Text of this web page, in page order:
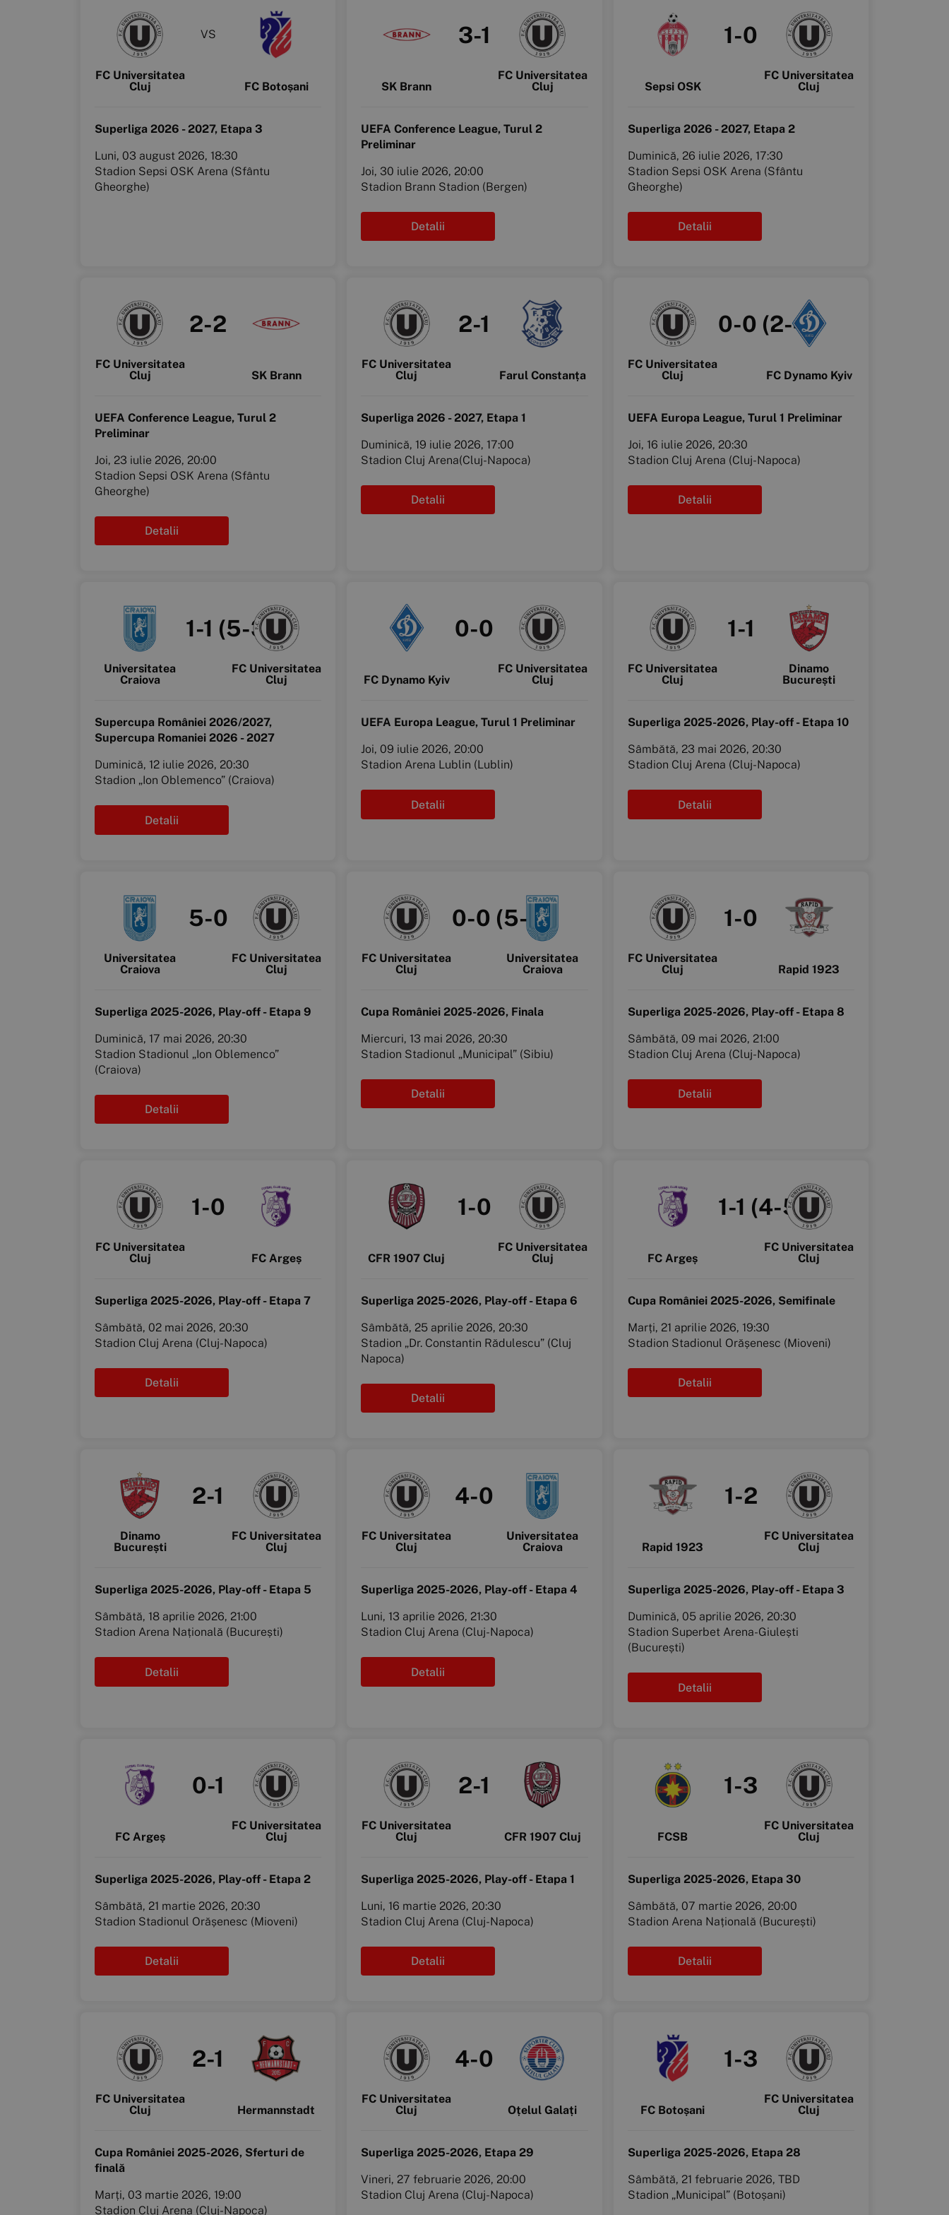
FC Universitatea
Cluj
VS
FC Botoșani
Superliga 2026 - 2027, Etapa 3
Luni, 03 august 2026, 18:30
Stadion Sepsi OSK Arena (Sfântu
Gheorghe)
SK Brann
3-1
FC Universitatea
Cluj
UEFA Conference League, Turul 2
Preliminar
Joi, 30 iulie 2026, 20:00
Stadion Brann Stadion (Bergen)
Detalii
Sepsi OSK
1-0
FC Universitatea
Cluj
Superliga 2026 - 2027, Etapa 2
Duminică, 26 iulie 2026, 17:30
Stadion Sepsi OSK Arena (Sfântu
Gheorghe)
Detalii
FC Universitatea
Cluj
2-2
SK Brann
UEFA Conference League, Turul 2
Preliminar
Joi, 23 iulie 2026, 20:00
Stadion Sepsi OSK Arena (Sfântu
Gheorghe)
Detalii
FC Universitatea
Cluj
2-1
Farul Constanța
Superliga 2026 - 2027, Etapa 1
Duminică, 19 iulie 2026, 17:00
Stadion Cluj Arena(Cluj-Napoca)
Detalii
FC Universitatea
Cluj
0-0 (2-4)
FC Dynamo Kyiv
UEFA Europa League, Turul 1 Preliminar
Joi, 16 iulie 2026, 20:30
Stadion Cluj Arena (Cluj-Napoca)
Detalii
Universitatea
Craiova
1-1 (5-3)
FC Universitatea
Cluj
Supercupa României 2026/2027,
Supercupa Romaniei 2026 - 2027
Duminică, 12 iulie 2026, 20:30
Stadion „Ion Oblemenco” (Craiova)
Detalii
FC Dynamo Kyiv
0-0
FC Universitatea
Cluj
UEFA Europa League, Turul 1 Preliminar
Joi, 09 iulie 2026, 20:00
Stadion Arena Lublin (Lublin)
Detalii
FC Universitatea
Cluj
1-1
Dinamo
București
Superliga 2025-2026, Play-off - Etapa 10
Sâmbătă, 23 mai 2026, 20:30
Stadion Cluj Arena (Cluj-Napoca)
Detalii
Universitatea
Craiova
5-0
FC Universitatea
Cluj
Superliga 2025-2026, Play-off - Etapa 9
Duminică, 17 mai 2026, 20:30
Stadion Stadionul „Ion Oblemenco”
(Craiova)
Detalii
FC Universitatea
Cluj
0-0 (5-6)
Universitatea
Craiova
Cupa României 2025-2026, Finala
Miercuri, 13 mai 2026, 20:30
Stadion Stadionul „Municipal” (Sibiu)
Detalii
FC Universitatea
Cluj
1-0
Rapid 1923
Superliga 2025-2026, Play-off - Etapa 8
Sâmbătă, 09 mai 2026, 21:00
Stadion Cluj Arena (Cluj-Napoca)
Detalii
FC Universitatea
Cluj
1-0
FC Argeș
Superliga 2025-2026, Play-off - Etapa 7
Sâmbătă, 02 mai 2026, 20:30
Stadion Cluj Arena (Cluj-Napoca)
Detalii
CFR 1907 Cluj
1-0
FC Universitatea
Cluj
Superliga 2025-2026, Play-off - Etapa 6
Sâmbătă, 25 aprilie 2026, 20:30
Stadion „Dr. Constantin Rădulescu” (Cluj
Napoca)
Detalii
FC Argeș
1-1 (4-5)
FC Universitatea
Cluj
Cupa României 2025-2026, Semifinale
Marți, 21 aprilie 2026, 19:30
Stadion Stadionul Orășenesc (Mioveni)
Detalii
Dinamo
București
2-1
FC Universitatea
Cluj
Superliga 2025-2026, Play-off - Etapa 5
Sâmbătă, 18 aprilie 2026, 21:00
Stadion Arena Națională (București)
Detalii
FC Universitatea
Cluj
4-0
Universitatea
Craiova
Superliga 2025-2026, Play-off - Etapa 4
Luni, 13 aprilie 2026, 21:30
Stadion Cluj Arena (Cluj-Napoca)
Detalii
Rapid 1923
1-2
FC Universitatea
Cluj
Superliga 2025-2026, Play-off - Etapa 3
Duminică, 05 aprilie 2026, 20:30
Stadion Superbet Arena-Giulești
(București)
Detalii
FC Argeș
0-1
FC Universitatea
Cluj
Superliga 2025-2026, Play-off - Etapa 2
Sâmbătă, 21 martie 2026, 20:30
Stadion Stadionul Orășenesc (Mioveni)
Detalii
FC Universitatea
Cluj
2-1
CFR 1907 Cluj
Superliga 2025-2026, Play-off - Etapa 1
Luni, 16 martie 2026, 20:30
Stadion Cluj Arena (Cluj-Napoca)
Detalii
FCSB
1-3
FC Universitatea
Cluj
Superliga 2025-2026, Etapa 30
Sâmbătă, 07 martie 2026, 20:00
Stadion Arena Națională (București)
Detalii
FC Universitatea
Cluj
2-1
Hermannstadt
Cupa României 2025-2026, Sferturi de
finală
Marți, 03 martie 2026, 19:00
Stadion Cluj Arena (Cluj-Napoca)
FC Universitatea
Cluj
4-0
Oțelul Galați
Superliga 2025-2026, Etapa 29
Vineri, 27 februarie 2026, 20:00
Stadion Cluj Arena (Cluj-Napoca)
FC Botoșani
1-3
FC Universitatea
Cluj
Superliga 2025-2026, Etapa 28
Sâmbătă, 21 februarie 2026, TBD
Stadion „Municipal” (Botoșani)